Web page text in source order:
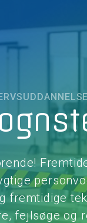
fremtidige
fejlsøge og